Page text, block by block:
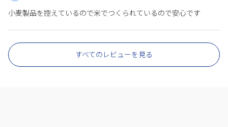
小麦製品を控えているので米でつくられているので安心です
すべてのレビューを見る